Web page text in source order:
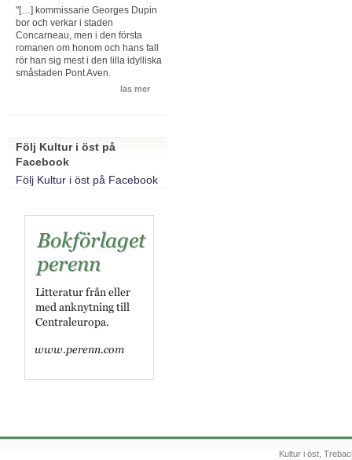
"[…] kommissarie Georges Dupin
bor och verkar i staden
Concarneau, men i den första
romanen om honom och hans fall
rör han sig mest i den lilla idylliska
småstaden Pont Aven.
läs mer
Följ Kultur i öst på
Facebook
Följ Kultur i öst på Facebook
Kultur i öst,